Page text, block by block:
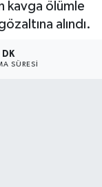
kavga ölümle
alındı.
1 DK
SÜRESI